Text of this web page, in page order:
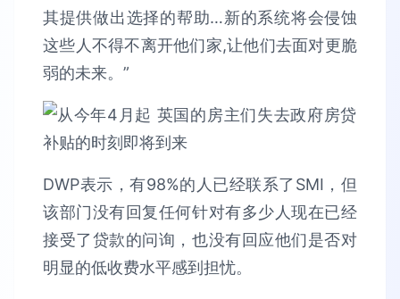
其提供做出选择的帮助…新的系统将会侵蚀
这些人不得不离开他们家,让他们去面对更脆
弱的未来。”
DWP表示，有98%的人已经联系了SMI，但
该部门没有回复任何针对有多少人现在已经
接受了贷款的问询，也没有回应他们是否对
明显的低收费水平感到担忧。